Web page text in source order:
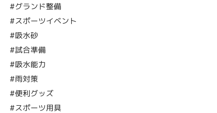
#グランド整備
#スポーツイベント
#吸水砂
#試合準備
#吸水能力
#雨対策
#便利グッズ
#スポーツ用具